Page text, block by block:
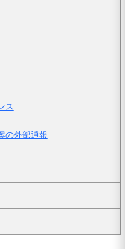
ス
の外部通報